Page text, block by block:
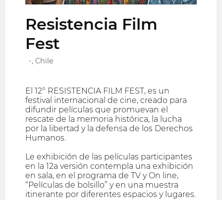
Resistencia Film
Fest
-, Chile
El 12° RESISTENCIA FILM FEST, es un
festival internacional de cine, creado para
difundir películas que promuevan el
rescate de la memoria histórica, la lucha
por la libertad y la defensa de los Derechos
Humanos.
Le exhibición de las películas participantes
en la 12a versión contempla una exhibición
en sala, en el programa de TV y On line,
“Películas de bolsillo” y en una muestra
itinerante por diferentes espacios y lugares.